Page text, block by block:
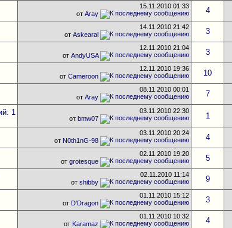
15.11.201001:33
отAray 4
14.11.201021:42
отAskearal 3
12.11.201021:04
отAndyUSA 3
12.11.2010 19:36
отCameroon 10
08.11.201000:01
отAray 7
03.11.201022:30
отbmw07 1
03.11.201020:24
от N0th1nG-98 4
02.11.2010 19:20
отgrotesque 5
02.11.2010 11:14
отshibby 9
01.11.2010 15:12
от D'Dragon 3
01.11.2010 10:32
от Karamaz 4